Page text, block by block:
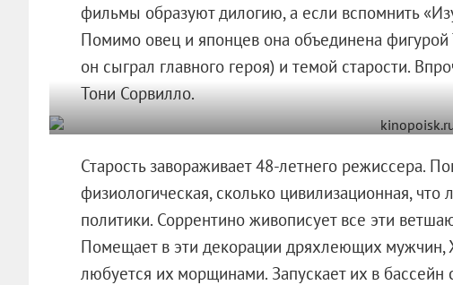
фильмы образуют дилогию, а если вспомнить
Помимо овец и японцев она объединена
он сыграл главного героя) и темой старости.
Тони Сорвилло.
Старость завораживает 48-летнего режиссера.
физиологическая, сколько цивилизационная, что
политики. Соррентино живописует все эти
Помещает в эти декорации дряхлеющих мужчин,
любуется их морщинами. Запускает их в